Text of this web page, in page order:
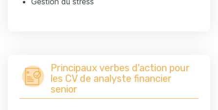
Principaux verbes d'action pour
les CV de analyste financier
senior